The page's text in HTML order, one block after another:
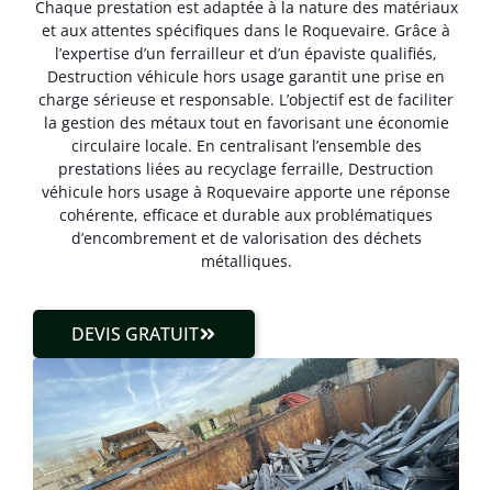
Chaque prestation est adaptée à la nature des matériaux
et aux attentes spécifiques dans le Roquevaire. Grâce à
l’expertise d’un ferrailleur et d’un épaviste qualifiés,
Destruction véhicule hors usage garantit une prise en
charge sérieuse et responsable. L’objectif est de faciliter
la gestion des métaux tout en favorisant une économie
circulaire locale. En centralisant l’ensemble des
prestations liées au recyclage ferraille, Destruction
véhicule hors usage à Roquevaire apporte une réponse
cohérente, efficace et durable aux problématiques
d’encombrement et de valorisation des déchets
métalliques.
DEVIS GRATUIT